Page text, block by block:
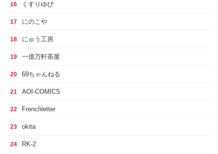
16 くすりゆび
17 にのこや
18 にゅう工房
19 一億万軒茶屋
20 69ちゃんねる
21 AOI-COMICS
22 Frenchletter
23 okita
24 RK-2